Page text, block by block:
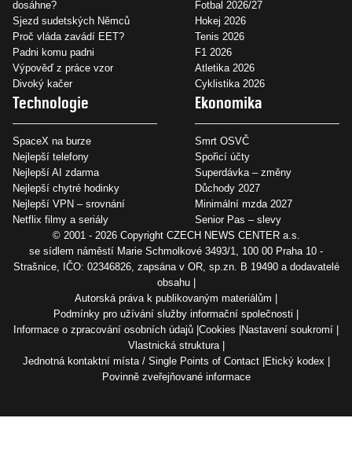
dosáhne?
Sjezd sudetských Němců
Proč vláda zavádí EET?
Padni komu padni
Výpověď z práce vzor
Divoký kačer
Fotbal 2026/27
Hokej 2026
Tenis 2026
F1 2026
Atletika 2026
Cyklistika 2026
Technologie
SpaceX na burze
Nejlepší telefony
Nejlepší AI zdarma
Nejlepší chytré hodinky
Nejlepší VPN – srovnání
Netflix filmy a seriály
Ekonomika
Smrt OSVČ
Spořicí účty
Superdávka – změny
Důchody 2027
Minimální mzda 2027
Senior Pas – slevy
© 2001 - 2026 Copyright CZECH NEWS CENTER a.s.
se sídlem náměstí Marie Schmolkové 3493/1, 100 00 Praha 10 -
Strašnice, IČO: 02346826, zapsána v OR, sp.zn. B 19490 a dodavatelé
obsahu
Autorská práva k publikovaným materiálům
Podmínky pro užívání služby informační společnosti
Informace o zpracování osobních údajů Cookies Nastavení soukromí
Vlastnická struktura
Jednotná kontaktní místa / Single Points of Contact Etický kodex
Povinně zveřejňované informace